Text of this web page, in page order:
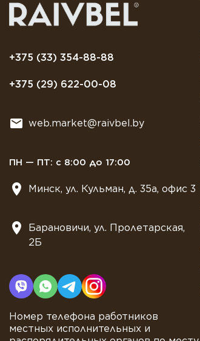
+375 (33) 354-88-88
+375 (29) 622-00-08
web.market@raivbel.by
ПН — ПТ: с 8:00 до 17:00
Минск, ул. Кульман, д. 35а, офис 3
Барановичи, ул. Пролетарская,
2Б
Номер телефона работников
местных исполнительных и